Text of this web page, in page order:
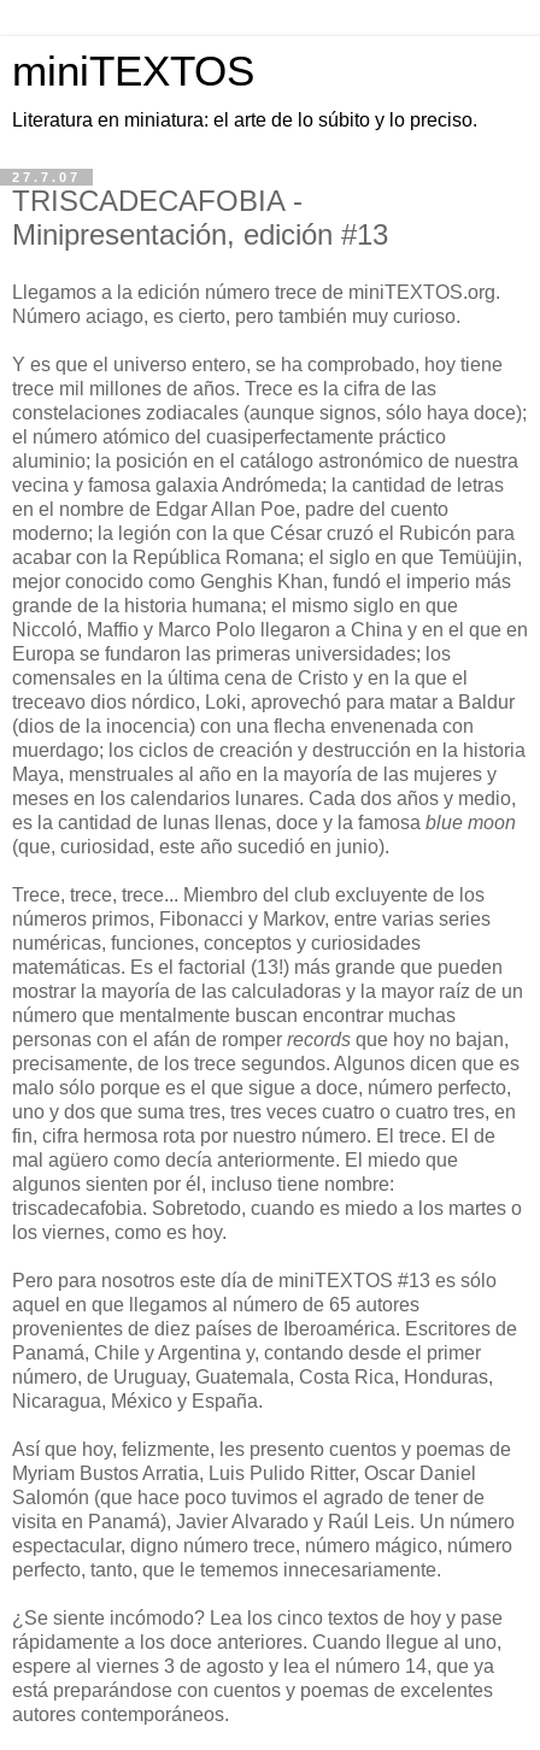
miniTEXTOS
Literatura en miniatura: el arte de lo súbito y lo preciso.
27.7.07
TRISCADECAFOBIA -
Minipresentación, edición #13
Llegamos a la edición número trece de miniTEXTOS.org.
Número aciago, es cierto, pero también muy curioso.
Y es que el universo entero, se ha comprobado, hoy tiene
trece mil millones de años. Trece es la cifra de las
constelaciones zodiacales (aunque signos, sólo haya doce);
el número atómico del cuasiperfectamente práctico
aluminio; la posición en el catálogo astronómico de nuestra
vecina y famosa galaxia Andrómeda; la cantidad de letras
en el nombre de Edgar Allan Poe, padre del cuento
moderno; la legión con la que César cruzó el Rubicón para
acabar con la República Romana; el siglo en que Temüüjin,
mejor conocido como Genghis Khan, fundó el imperio más
grande de la historia humana; el mismo siglo en que
Niccoló, Maffio y Marco Polo llegaron a China y en el que en
Europa se fundaron las primeras universidades; los
comensales en la última cena de Cristo y en la que el
treceavo dios nórdico, Loki, aprovechó para matar a Baldur
(dios de la inocencia) con una flecha envenenada con
muerdago; los ciclos de creación y destrucción en la historia
Maya, menstruales al año en la mayoría de las mujeres y
meses en los calendarios lunares. Cada dos años y medio,
es la cantidad de lunas llenas, doce y la famosa blue moon
(que, curiosidad, este año sucedió en junio).
Trece, trece, trece... Miembro del club excluyente de los
números primos, Fibonacci y Markov, entre varias series
numéricas, funciones, conceptos y curiosidades
matemáticas. Es el factorial (13!) más grande que pueden
mostrar la mayoría de las calculadoras y la mayor raíz de un
número que mentalmente buscan encontrar muchas
personas con el afán de romper records que hoy no bajan,
precisamente, de los trece segundos. Algunos dicen que es
malo sólo porque es el que sigue a doce, número perfecto,
uno y dos que suma tres, tres veces cuatro o cuatro tres, en
fin, cifra hermosa rota por nuestro número. El trece. El de
mal agüero como decía anteriormente. El miedo que
algunos sienten por él, incluso tiene nombre:
triscadecafobia. Sobretodo, cuando es miedo a los martes o
los viernes, como es hoy.
Pero para nosotros este día de miniTEXTOS #13 es sólo
aquel en que llegamos al número de 65 autores
provenientes de diez países de Iberoamérica. Escritores de
Panamá, Chile y Argentina y, contando desde el primer
número, de Uruguay, Guatemala, Costa Rica, Honduras,
Nicaragua, México y España.
Así que hoy, felizmente, les presento cuentos y poemas de
Myriam Bustos Arratia, Luis Pulido Ritter, Oscar Daniel
Salomón (que hace poco tuvimos el agrado de tener de
visita en Panamá), Javier Alvarado y Raúl Leis. Un número
espectacular, digno número trece, número mágico, número
perfecto, tanto, que le tememos innecesariamente.
¿Se siente incómodo? Lea los cinco textos de hoy y pase
rápidamente a los doce anteriores. Cuando llegue al uno,
espere al viernes 3 de agosto y lea el número 14, que ya
está preparándose con cuentos y poemas de excelentes
autores contemporáneos.